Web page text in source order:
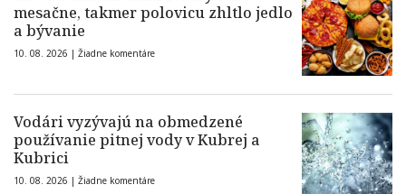
mesačne, takmer polovicu zhltlo jedlo
a bývanie
10. 08. 2026 | Žiadne komentáre
Vodári vyzývajú na obmedzené
používanie pitnej vody v Kubrej a
Kubrici
10. 08. 2026 | Žiadne komentáre